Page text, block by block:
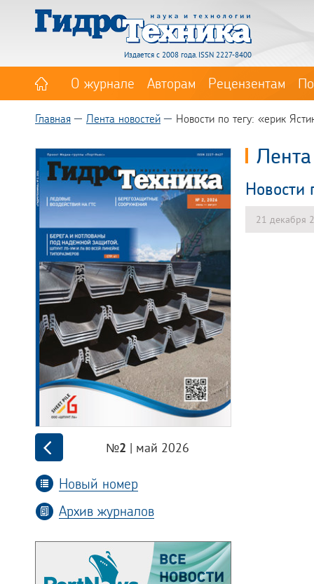
Издается с 2008 года. ISSN 2227-8400
О журнале Авторам Рецензентам
Главная Лента новостей Новости по тегу: «ерик
№2 | май 2026
Новый номер
Архив журналов
Новости
21 декабря